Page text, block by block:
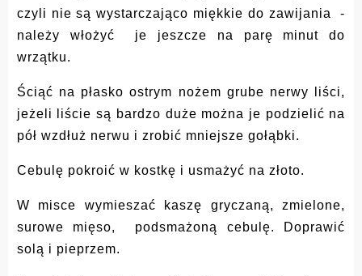
czyli nie są wystarczająco miękkie do zawijania -
należy włożyć je jeszcze na parę minut do
wrzątku.
Ściąć na płasko ostrym nożem grube nerwy liści,
jeżeli liście są bardzo duże można je podzielić na
pół wzdłuż nerwu i zrobić mniejsze gołąbki.
Cebulę pokroić w kostkę i usmażyć na złoto.
W misce wymieszać kaszę gryczaną, zmielone,
surowe mięso, podsmażoną cebulę. Doprawić
solą i pieprzem.